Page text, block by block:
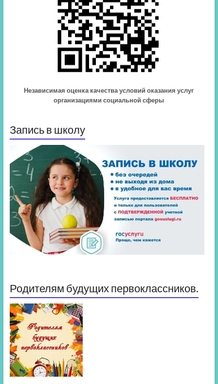
Независимая оценка качества условий оказания услуг
организациями социальной сферы
Запись в школу
Родителям будущих первоклассников.